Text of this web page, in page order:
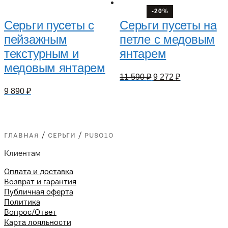
Серьги пусеты с
пейзажным
текстурным и
медовым янтарем
9 890 ₽
-20%
Серьги пусеты на
петле с медовым
янтарем
11 590₽ Первоначальная
9 272₽Текущая
главная / серьги / pus010
Клиентам
Оплата и доставка
Возврат и гарантия
Публичная оферта
Политика
Вопрос/Ответ
Карта лояльности